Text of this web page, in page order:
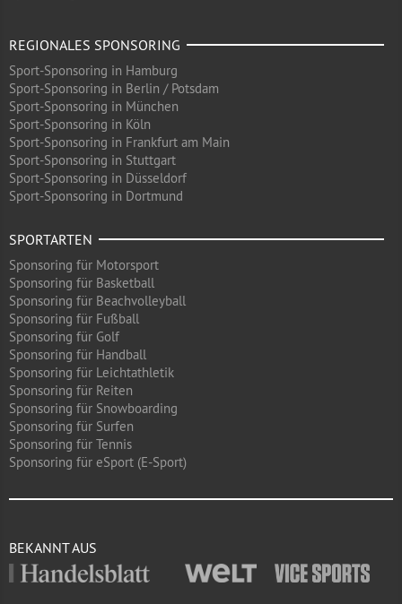
REGIONALES SPONSORING
Sport-Sponsoring in Hamburg
Sport-Sponsoring in Berlin / Potsdam
Sport-Sponsoring in München
Sport-Sponsoring in Köln
Sport-Sponsoring in Frankfurt am Main
Sport-Sponsoring in Stuttgart
Sport-Sponsoring in Düsseldorf
Sport-Sponsoring in Dortmund
SPORTARTEN
Sponsoring für Motorsport
Sponsoring für Basketball
Sponsoring für Beachvolleyball
Sponsoring für Fußball
Sponsoring für Golf
Sponsoring für Handball
Sponsoring für Leichtathletik
Sponsoring für Reiten
Sponsoring für Snowboarding
Sponsoring für Surfen
Sponsoring für Tennis
Sponsoring für eSport (E-Sport)
BEKANNT AUS